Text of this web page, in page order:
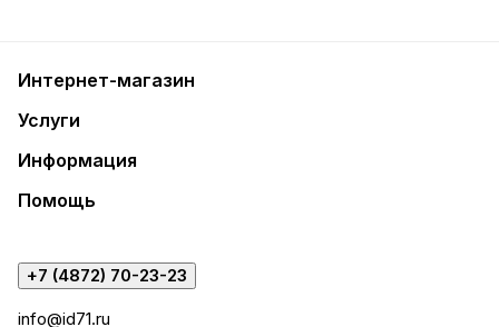
Интернет-магазин
Услуги
Информация
Помощь
+7 (4872) 70-23-23
info@id71.ru